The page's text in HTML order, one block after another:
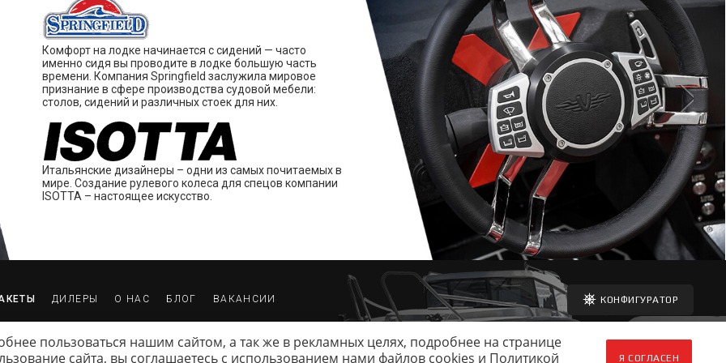
Комфорт на лодке начинается с сидений — часто
именно сидя вы проводите в лодке большую часть
времени. Компания Springfield заслужила мировое
признание в сфере производства судовой мебели:
столов, сидений и различных стоек для них.
Итальянские дизайнеры – одни из самых почитаемых в
мире. Создание рулевого колеса для спецов компании
ISOTTA – настоящее искусство.
ДИЛЕРЫ О НАС БЛОГ ВАКАНСИИ КОНФИГУРАТОР
пользоваться нашим сайтом, а так же в рекламных целях, подробнее на странице
сайта, вы соглашаетесь c использованием нами файлов cookies и Политикой Я СОГЛАСЕН